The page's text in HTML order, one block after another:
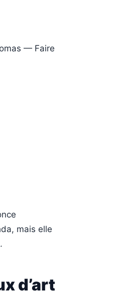
— Faire
mais elle
d’art